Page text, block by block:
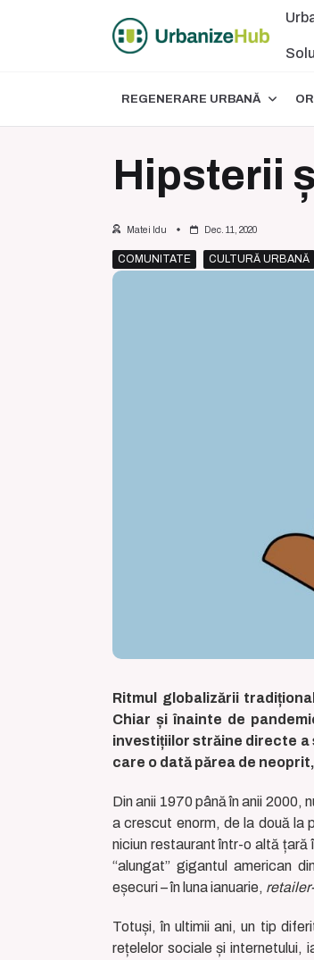
REGENERARE URBANĂ
Hipsterii
Matei Idu Dec. 11, 2020
COMUNITATE CULTURĂ URBANĂ
Ritmul globalizării
Chiar și înainte de
investițiilor străine directe a
care o dată părea de
Din anii 1970 până în anii 2000,
a crescut enorm, de la două la
niciun restaurant într-o altă țară
“alungat” gigantul american
eșecuri – în luna ianuarie, retailer-
Totuși, în ultimii ani, un tip
rețelelor sociale și internetului,